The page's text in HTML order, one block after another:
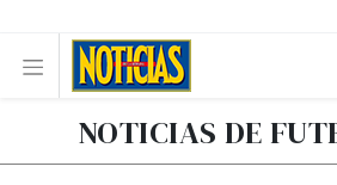
NOTICIAS DE